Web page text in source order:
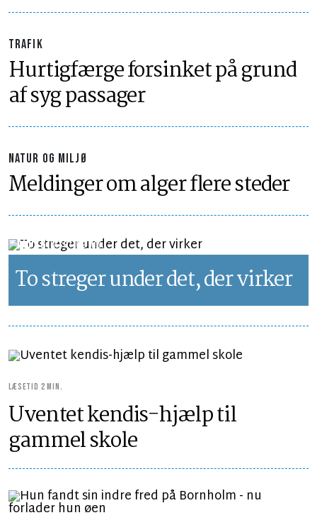
TRAFIK
Hurtigfærge forsinket på grund
af syg passager
NATUR OG MILJØ
Meldinger om alger flere steder
LEDERLÆSETID 2 MIN.
To streger under det, der virker
LÆSETID 2 MIN.
Uventet kendis-hjælp til
gammel skole